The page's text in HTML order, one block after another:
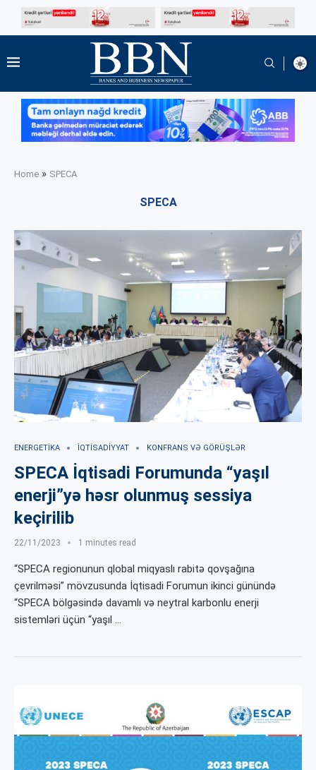
Home » SPECA
SPECA
ENERGETIKA İQTISADIYYAT KONFRANS VƏ GÖRÜŞLƏR
SPECA İqtisadi Forumunda “yaşıl
enerji”yə həsr olunmuş sessiya
keçirilib
22/11/2023 1 minutes read
“SPECA regionunun qlobal miqyaslı rabitə qovşağına
çevrilməsi” mövzusunda İqtisadi Forumun ikinci günündə
“SPECA bölgəsində davamlı və neytral karbonlu enerji
sistemləri üçün “yaşıl …